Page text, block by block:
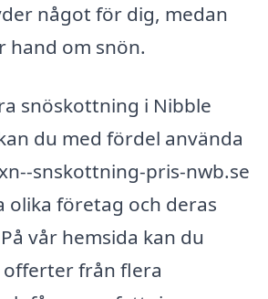
något för dig, medan
hand om snön.
snöskottning i Nibble
du med fördel använda
snskottning-pris-nwb.se
företag och deras
vår hemsida kan du
från flera